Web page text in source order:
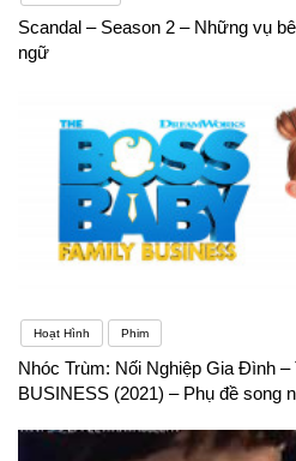
Scandal – Season 2 – Những vụ
ngữ
Hoạt Hình Phim
Nhóc Trùm: Nối Nghiệp Gia Đình
BUSINESS (2021) – Phụ đề song